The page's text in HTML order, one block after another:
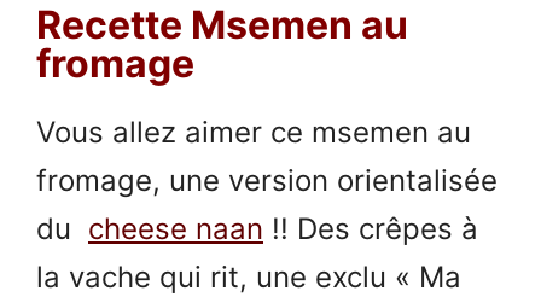
Recette Msemen au
fromage
Vous allez aimer ce msemen au
fromage, une version orientalisée
du cheese naan !! Des crêpes à
la vache qui rit, une exclu « Ma